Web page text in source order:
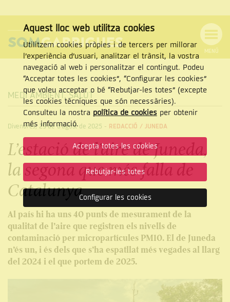
NAVEGACIÓ
MENÚ
Cercar
CERCAR
MEDI AMBIENT,SALUT
Divendres, 29 de d’agost de 2025 - REDACCIÓ / JUNEDA
L’estació de l’aire de Juneda,
la segona que més falla de
Catalunya
Al país hi ha uns 40 punts de mesurament de la
qualitat de l’aire que registren els nivells de
contaminació per micropartícules PM10. El de Juneda
n’és un, i és dels que s’ha espatllat més vegades al llarg
del 2024 i el que portem de 2025.
Aquest lloc web utilitza cookies
Utilitzem cookies pròpies i de tercers per millorar
l’experiència d’usuari, analitzar el trànsit, la vostra
navegació al web i personalitzar el contingut. Podeu
“Acceptar totes les cookies”, “Configurar les cookies”
que voleu acceptar o bé “Rebutjar-les totes” (excepte
les cookies tècniques que són necessàries).
Consulteu la nostra política de cookiesper obtenir
més informació.
Accepta totes les cookies
Rebutjar-les totes
Configurar les cookies